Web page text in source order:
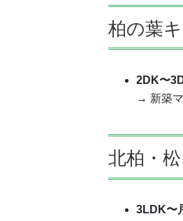
柏の葉
2DK〜
→ 新築
北柏・
3LDK〜